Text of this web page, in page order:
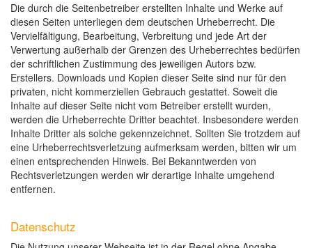
Die durch die Seitenbetreiber erstellten Inhalte und Werke auf
diesen Seiten unterliegen dem deutschen Urheberrecht. Die
Vervielfältigung, Bearbeitung, Verbreitung und jede Art der
Verwertung außerhalb der Grenzen des Urheberrechtes bedürfen
der schriftlichen Zustimmung des jeweiligen Autors bzw.
Erstellers. Downloads und Kopien dieser Seite sind nur für den
privaten, nicht kommerziellen Gebrauch gestattet. Soweit die
Inhalte auf dieser Seite nicht vom Betreiber erstellt wurden,
werden die Urheberrechte Dritter beachtet. Insbesondere werden
Inhalte Dritter als solche gekennzeichnet. Sollten Sie trotzdem auf
eine Urheberrechtsverletzung aufmerksam werden, bitten wir um
einen entsprechenden Hinweis. Bei Bekanntwerden von
Rechtsverletzungen werden wir derartige Inhalte umgehend
entfernen.
Datenschutz